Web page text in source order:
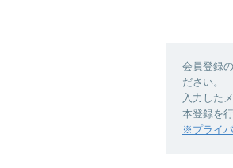
会員登録
ださい。
入力した
本登録を
※プライ